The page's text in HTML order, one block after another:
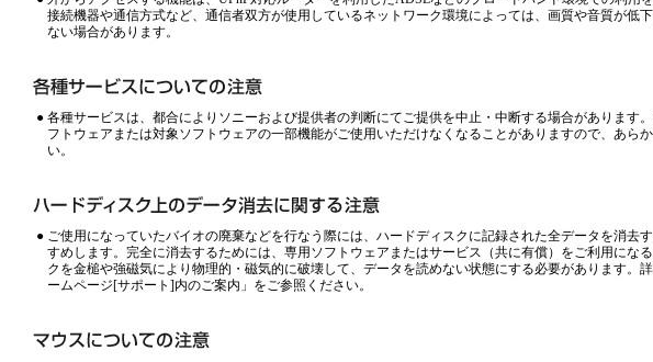
接続機器や通信方式など、通信者双方が使用しているネットワーク環境によっては、画質や音質が低
ない場合があります。
● 各種サービスは、都合によりソニーおよび提供者の判断にてご提供を中止・中断する場合があります
フトウェアまたは対象ソフトウェアの一部機能がご使用いただけなくなることがありますので、あら
い。
● ご使用になっていたバイオの廃棄などを行なう際には、ハードディスクに記録された全データを消去
すめします。完全に消去するためには、専用ソフトウェアまたはサービス（共に有償）をご利用にな
クを金槌や強磁気により物理的・磁気的に破壊して、データを読めない状態にする必要があります。詳
ームページ[サポート]内のご案内 」をご参照ください。